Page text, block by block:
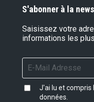
S'abonner à la
Saisissez votre
informations les
J'ai lu et compris
données